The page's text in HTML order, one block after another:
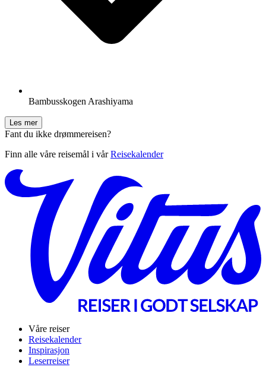
Bambusskogen Arashiyama
Les mer
Fant du ikke drømmereisen?
Finn alle våre reisemål i vårReisekalender
Våre reiser
Reisekalender
Inspirasjon
Leserreiser